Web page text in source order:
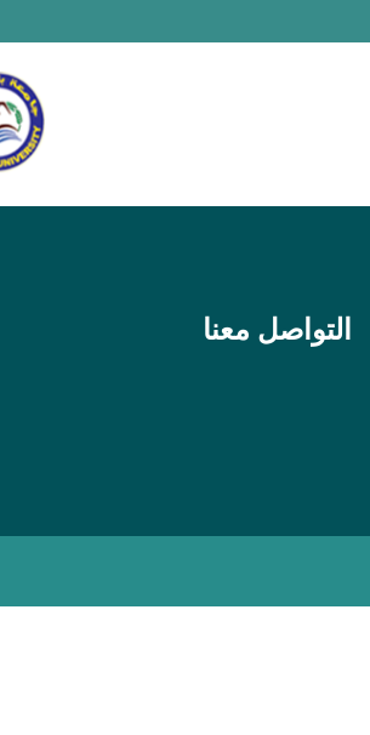
التواصل معنا